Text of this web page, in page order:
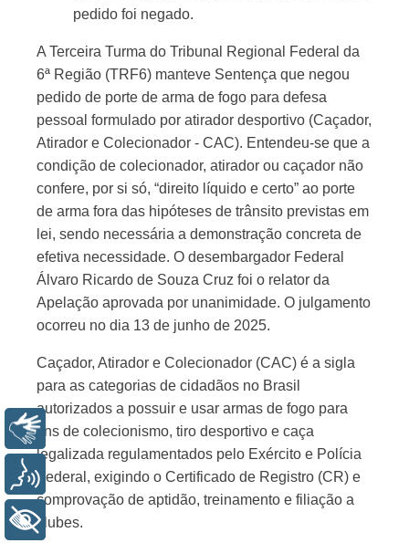
pedido foi negado.
A Terceira Turma do Tribunal Regional Federal da
6ª Região (TRF6) manteve Sentença que negou
pedido de porte de arma de fogo para defesa
pessoal formulado por atirador desportivo (Caçador,
Atirador e Colecionador - CAC). Entendeu-se que a
condição de colecionador, atirador ou caçador não
confere, por si só, “direito líquido e certo” ao porte
de arma fora das hipóteses de trânsito previstas em
lei, sendo necessária a demonstração concreta de
efetiva necessidade. O desembargador Federal
Álvaro Ricardo de Souza Cruz foi o relator da
Apelação aprovada por unanimidade. O julgamento
ocorreu no dia 13 de junho de 2025.
Caçador, Atirador e Colecionador (CAC) é a sigla
para as categorias de cidadãos no Brasil
autorizados a possuir e usar armas de fogo para
fins de colecionismo, tiro desportivo e caça
legalizada regulamentados pelo Exército e Polícia
Federal, exigindo o Certificado de Registro (CR) e
comprovação de aptidão, treinamento e filiação a
clubes.
Libras
Voz
+ Acessibilidade